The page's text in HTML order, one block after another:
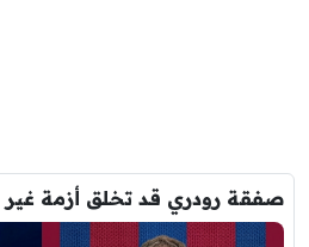
صفقة رودري قد تخلق أزمة